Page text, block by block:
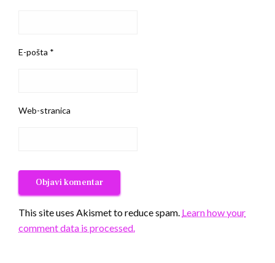
E-pošta *
Web-stranica
This site uses Akismet to reduce spam. Learn how your
comment data is processed.